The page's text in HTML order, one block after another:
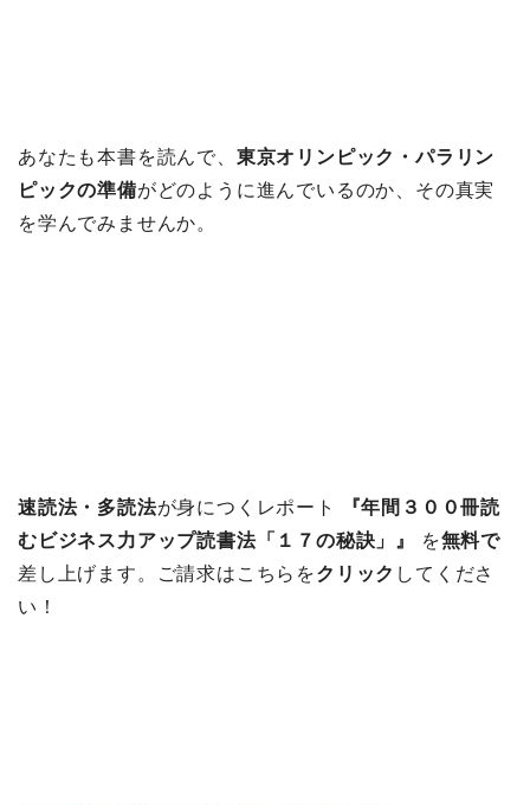
あなたも本書を読んで、 東京オリンピック・パラリン
ピックの準備がどのように進んでいるのか、その真実
を学んでみませんか。
速読法・多読法が身につくレポート
『年間３００冊読
むビジネス力アップ読書法「１７の秘訣」』
を無料で
差し上げます。ご請求はこちらをクリック してくださ
い！